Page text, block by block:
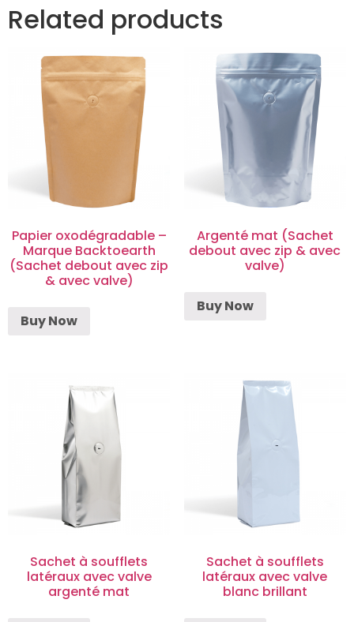
Related products
Papier oxodégradable –
Marque Backtoearth
(Sachet debout avec zip
& avec valve)
Buy Now
Argenté mat (Sachet
debout avec zip & avec
valve)
Buy Now
Sachet à soufflets
latéraux avec valve
argenté mat
Sachet à soufflets
latéraux avec valve
blanc brillant